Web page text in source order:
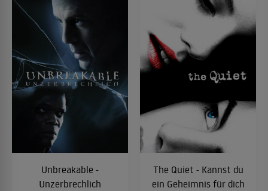
Unbreakable -
Unzerbrechlich
The Quiet - Kannst du
ein Geheimnis für dich